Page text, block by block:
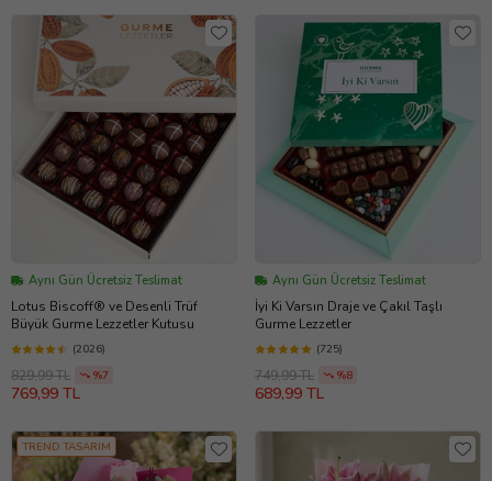
Aynı Gün Ücretsiz Teslimat
Lotus Biscoff® ve Desenli Trüf
Büyük Gurme Lezzetler Kutusu
(2026)
829,99 TL %7
769,99 TL
Aynı Gün Ücretsiz Teslimat
İyi Ki Varsın Draje ve Çakıl Taşlı
Gurme Lezzetler
(725)
749,99 TL %8
689,99 TL
TREND TASARIM